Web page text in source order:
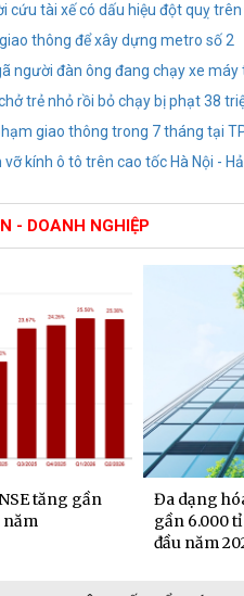
cứu tài xế có dấu hiệu đột quỵ
thông để xây dựng metro số 2
người đàn ông đang chạy xe máy
trẻ nhỏ rồi bỏ chạy bị phạt 38
giao thông trong 7 tháng tại
kính ô tô trên cao tốc Hà Nội -
- DOANH NGHIỆP
tăng gần
năm
Đa dạng
gần 6.000
đầu năm